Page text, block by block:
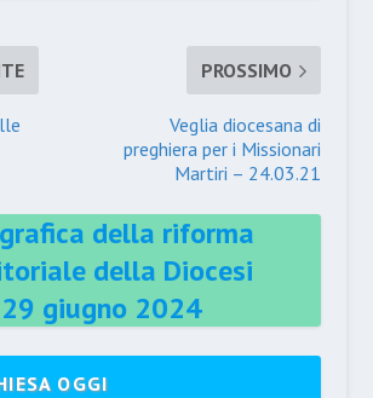
PROSSIMO
Veglia diocesana di
preghiera per i Missionari
Martiri – 24.03.21
della riforma
della Diocesi
29 giugno 2024
OGGI